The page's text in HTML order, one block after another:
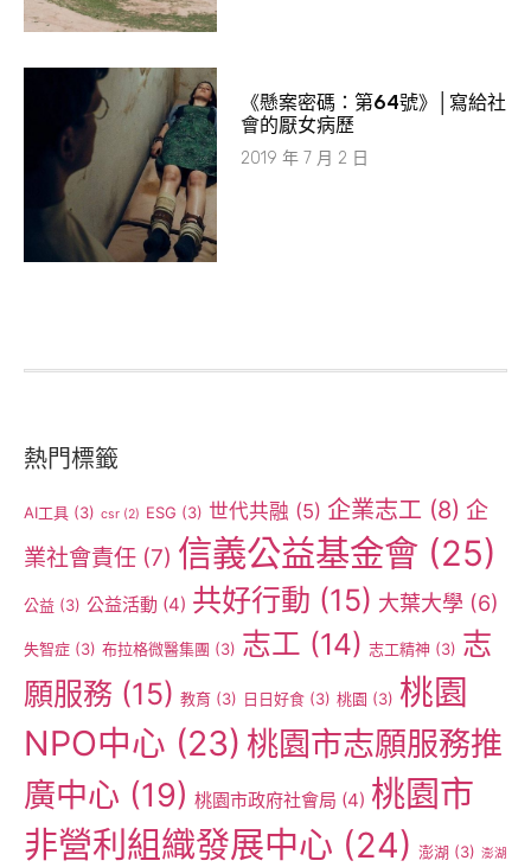
《懸案密碼：第64號》│寫給社
會的厭女病歷
2019 年 7 月 2 日
熱門標籤
AI工具 (3) csr (2) ESG (3) 世代共融 (5) 企業志工 (8) 企
業社會責任 (7) 信義公益基金會 (25)
公益 (3) 公益活動 (4) 共好行動 (15) 大葉大學 (6)
失智症 (3) 布拉格微醫集團 (3) 志工 (14) 志工精神 (3) 志
願服務 (15) 教育 (3) 日日好食 (3) 桃園 (3) 桃園
NPO中心 (23) 桃園市志願服務推
廣中心 (19) 桃園市政府社會局 (4) 桃園市
非營利組織發展中心 (24) 澎湖 (3) 澎湖